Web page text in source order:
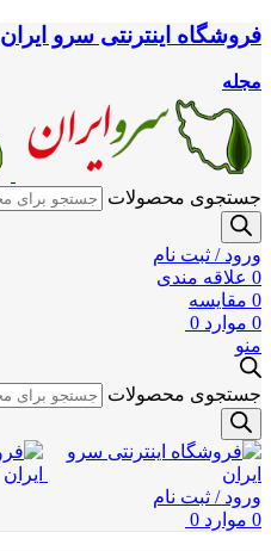
فروشگاه اینترنتی سرو ایران
مجله
جستجوی محصولات
ورود / ثبت نام
0 علاقه مندی
0 مقایسه
0 موارد 0
منو
جستجوی محصولات
ورود / ثبت نام
0 موارد 0